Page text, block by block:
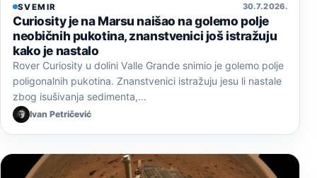
SVEMIR 30. 7. 2026.
Curiosity je na Marsu naišao na golemo polje
neobičnih pukotina, znanstvenici još istražuju
kako je nastalo
Rover Curiosity u dolini Valle Grande snimio je golemo polje
poligonalnih pukotina. Znanstvenici istražuju jesu li nastale
zbog isušivanja sedimenta,…
Ivan Petričević